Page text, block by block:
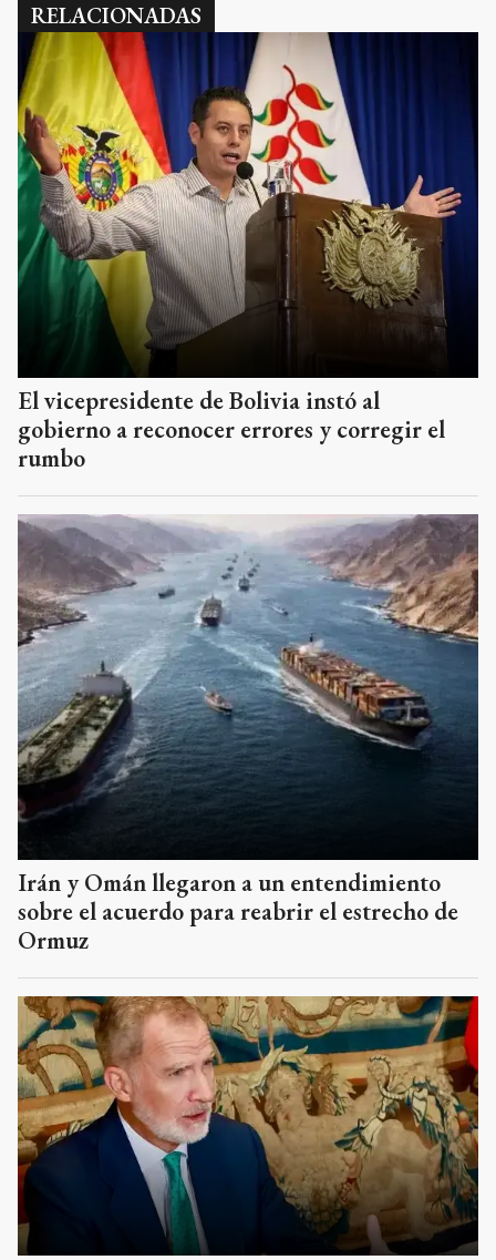
RELACIONADAS
El vicepresidente de Bolivia instó al
gobierno a reconocer errores y corregir el
rumbo
Irán y Omán llegaron a un entendimiento
sobre el acuerdo para reabrir el estrecho de
Ormuz